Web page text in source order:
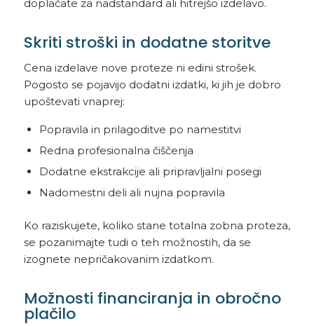
doplačate za nadstandard ali hitrejšo izdelavo.
Skriti stroški in dodatne storitve
Cena izdelave nove proteze ni edini strošek.
Pogosto se pojavijo dodatni izdatki, ki jih je dobro
upoštevati vnaprej:
Popravila in prilagoditve po namestitvi
Redna profesionalna čiščenja
Dodatne ekstrakcije ali pripravljalni posegi
Nadomestni deli ali nujna popravila
Ko raziskujete, koliko stane totalna zobna proteza,
se pozanimajte tudi o teh možnostih, da se
izognete nepričakovanim izdatkom.
Možnosti financiranja in obročno
plačilo